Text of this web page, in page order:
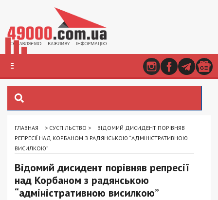
ГЛАВНАЯ > СУСПІЛЬСТВО >
ВІДОМИЙ ДИСИДЕНТ ПОРІВНЯВ
РЕПРЕСІЇ НАД КОРБАНОМ З РАДЯНСЬКОЮ “АДМІНІСТРАТИВНОЮ
ВИСИЛКОЮ”
Відомий дисидент порівняв репресії
над Корбаном з радянською
“адміністративною висилкою”